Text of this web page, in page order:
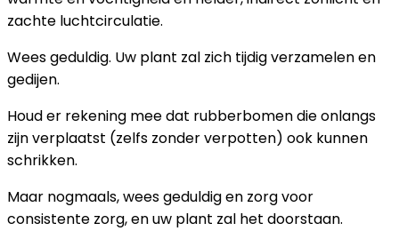
zachte luchtcirculatie.
Wees geduldig. Uw plant zal zich tijdig verzamelen en
gedijen.
Houd er rekening mee dat rubberbomen die onlangs
zijn verplaatst (zelfs zonder verpotten) ook kunnen
schrikken.
Maar nogmaals, wees geduldig en zorg voor
consistente zorg, en uw plant zal het doorstaan.